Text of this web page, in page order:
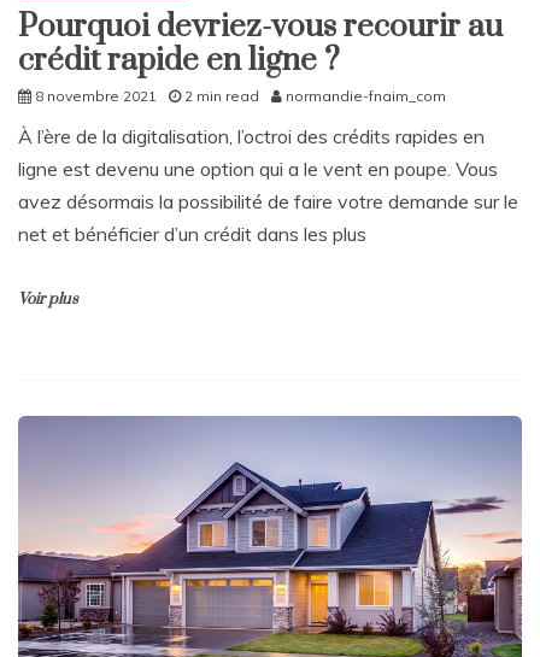
Pourquoi devriez-vous recourir au
crédit rapide en ligne ?
8 novembre 2021 2 min read normandie-fnaim_com
À l’ère de la digitalisation, l’octroi des crédits rapides en
ligne est devenu une option qui a le vent en poupe. Vous
avez désormais la possibilité de faire votre demande sur le
net et bénéficier d’un crédit dans les plus
Voir plus